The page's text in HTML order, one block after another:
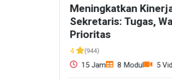
Meningkatkan
Sekretaris: Tugas,
Prioritas
4 (944)
15 Jam 8 Modul 5